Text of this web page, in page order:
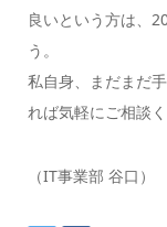
良いという方は、
う。
私自身、まだまだ
れば気軽にご相談
（IT事業部 谷口）